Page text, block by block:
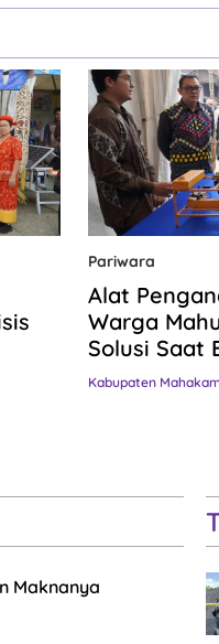
Pariwara
Alat
Warga
Solusi Saat
Kabupaten
Maknanya